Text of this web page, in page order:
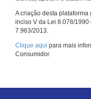
A criação desta
inciso V da Lei 8.078/1990
7.963/2013.
Clique aqui para mais
Consumidor.